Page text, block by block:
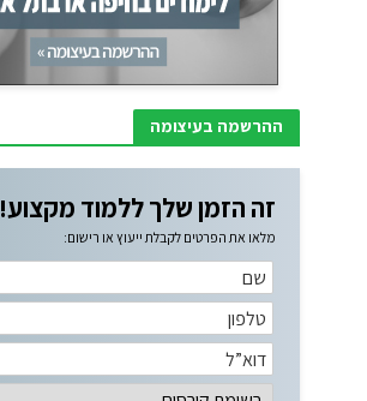
ההרשמה בעיצומה
זה הזמן שלך ללמוד מקצוע!
מלאו את הפרטים לקבלת ייעוץ או רישום: